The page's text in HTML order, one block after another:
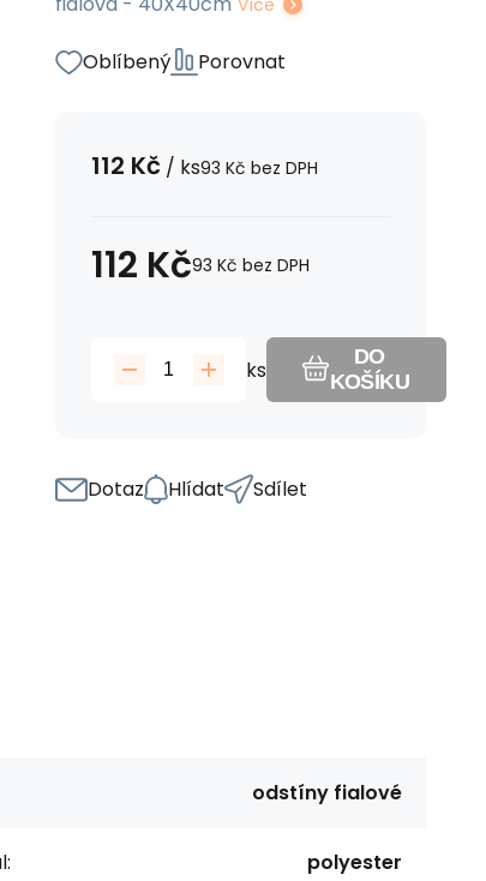
Více
Oblíbený Porovnat
112 Kč / ks93 Kč bez DPH
112 Kč93 Kč bez DPH
ks
DO
KOŠÍKU
Dotaz Hlídat Sdílet
odstíny fialové
polyester